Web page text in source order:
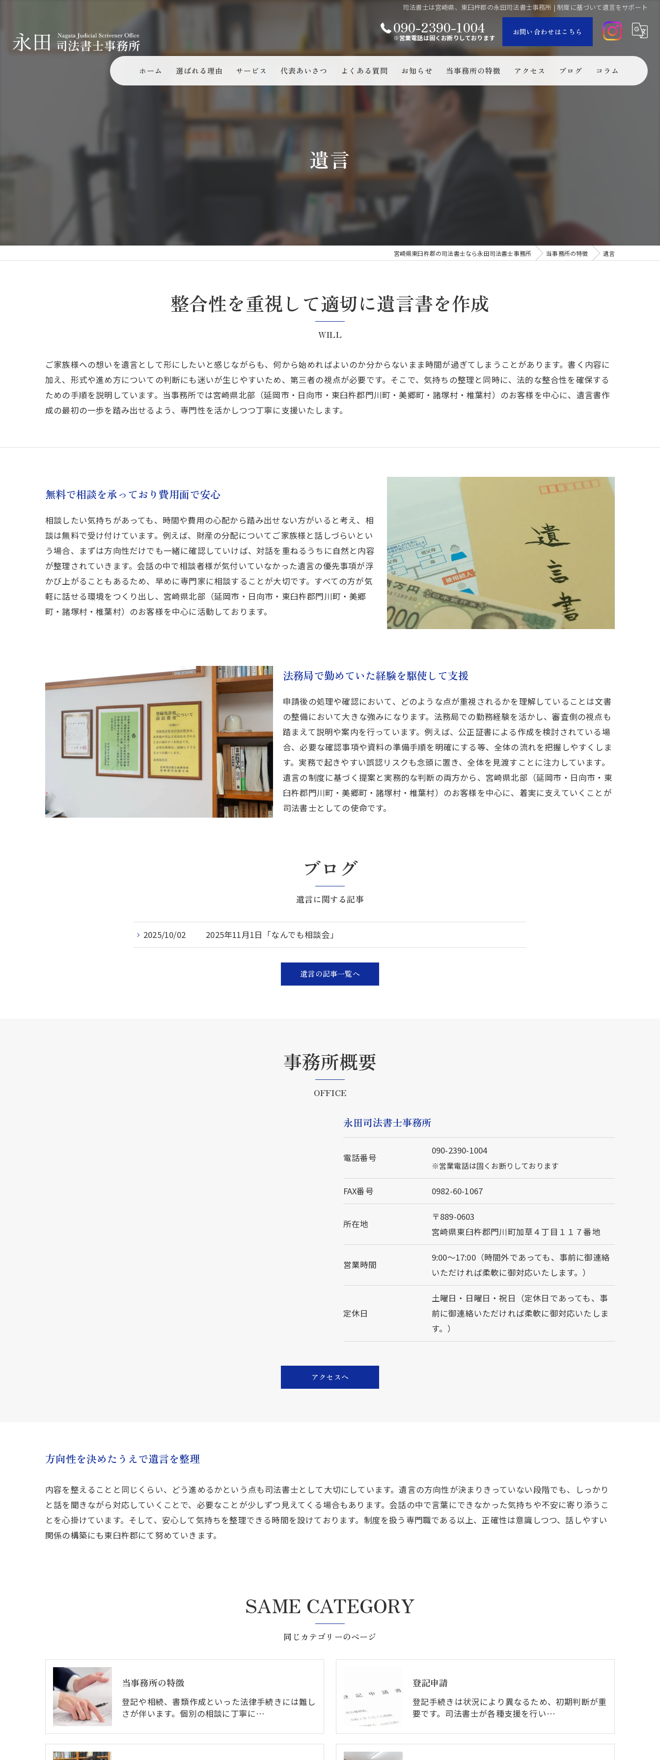
司法書士は宮崎県、東臼杵郡の永田司法書士事務所 | 制度に基づいて遺言をサポート
090-2390-1004
※営業電話は固くお断りしております
お問い合わせはこちら
ホーム 選ばれる理由 サービス 代表あいさつ よくある質問 お知らせ 当事務所の特徴
宮崎県北部（日向市・延岡市・東臼杵郡門川町・美郷町・諸塚村・椎葉村）の司法書士
日向市・延岡市・東臼杵郡門川町・美郷町・諸塚村・椎葉村（宮崎県北部近辺）の司法書士
アクセス ブログ コラム
遺言
宮崎県東臼杵郡の司法書士なら永田司法書士事務所 当事務所の特徴 遺言
整合性を重視して適切に遺言書を作成
WILL
ご家族様への想いを遺言として形にしたいと感じながらも、何から始めればよいのか分からないまま時間が過ぎてしまうことがあります。書く内容に
加え、形式や進め方についての判断にも迷いが生じやすいため、第三者の視点が必要です。そこで、気持ちの整理と同時に、法的な整合性を確保する
ための手順を説明しています。当事務所では宮崎県北部（延岡市・日向市・東臼杵郡門川町・美郷町・諸塚村・椎葉村）のお客様を中心に、遺言書作
成の最初の一歩を踏み出せるよう、専門性を活かしつつ丁寧に支援いたします。
無料で相談を承っており費用面で安心
相談したい気持ちがあっても、時間や費用の心配から踏み出せない方がいると考え、相
談は無料で受け付けています。例えば、財産の分配についてご家族様と話しづらいとい
う場合、まずは方向性だけでも一緒に確認していけば、対話を重ねるうちに自然と内容
が整理されていきます。会話の中で相談者様が気付いていなかった遺言の優先事項が浮
かび上がることもあるため、早めに専門家に相談することが大切です。すべての方が気
軽に話せる環境をつくり出し、宮崎県北部（延岡市・日向市・東臼杵郡門川町・美郷
町・諸塚村・椎葉村）のお客様を中心に活動しております。
法務局で勤めていた経験を駆使して支援
申請後の処理や確認において、どのような点が重視されるかを理解していることは文書
の整備において大きな強みになります。法務局での勤務経験を活かし、審査側の視点も
踏まえて説明や案内を行っています。例えば、公正証書による作成を検討されている場
合、必要な確認事項や資料の準備手順を明確にする等、全体の流れを把握しやすくしま
す。実務で起きやすい誤認リスクも念頭に置き、全体を見渡すことに注力しています。
遺言の制度に基づく提案と実務的な判断の両方から、宮崎県北部（延岡市・日向市・東
臼杵郡門川町・美郷町・諸塚村・椎葉村）のお客様を中心に、着実に支えていくことが
司法書士としての使命です。
ブログ
遺言に関する記事
2025/10/02 2025年11月1日「なんでも相談会」
遺言の記事一覧へ
事務所概要
OFFICE
永田司法書士事務所
電話番号
090-2390-1004
※営業電話は固くお断りしております
FAX番号 0982-60-1067
所在地
〒889-0603
宮崎県東臼杵郡門川町加草４丁目１１７番地
営業時間
9:00～17:00（時間外であっても、事前に御連絡
いただければ柔軟に御対応いたします。）
定休日
土曜日・日曜日・祝日（定休日であっても、事
前に御連絡いただければ柔軟に御対応いたしま
す。）
アクセスへ
方向性を決めたうえで遺言を整理
内容を整えることと同じくらい、どう進めるかという点も司法書士として大切にしています。遺言の方向性が決まりきっていない段階でも、しっかり
と話を聞きながら対応していくことで、必要なことが少しずつ見えてくる場合もあります。会話の中で言葉にできなかった気持ちや不安に寄り添うこ
とを心掛けています。そして、安心して気持ちを整理できる時間を設けております。制度を扱う専門職である以上、正確性は意識しつつ、話しやすい
関係の構築にも東臼杵郡にて努めていきます。
同じカテゴリーのページ
SAME CATEGORY
当事務所の特徴
登記や相続、書類作成といった法律手続きには難し
さが伴います。個別の相談に丁寧に…
登記申請
登記手続きは状況により異なるため、初期判断が重
要です。司法書士が各種支援を行い…